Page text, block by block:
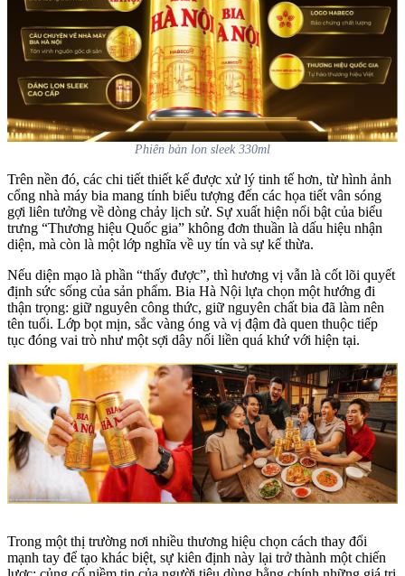
Phiên bản lon sleek 330ml
Trên nền đó, các chi tiết thiết kế được xử lý tinh tế hơn, từ hình ảnh
cổng nhà máy bia mang tính biểu tượng đến các họa tiết vân sóng
gợi liên tưởng về dòng chảy lịch sử. Sự xuất hiện nổi bật của biểu
trưng “Thương hiệu Quốc gia” không đơn thuần là dấu hiệu nhận
diện, mà còn là một lớp nghĩa về uy tín và sự kế thừa.
Nếu diện mạo là phần “thấy được”, thì hương vị vẫn là cốt lõi quyết
định sức sống của sản phẩm. Bia Hà Nội lựa chọn một hướng đi
thận trọng: giữ nguyên công thức, giữ nguyên chất bia đã làm nên
tên tuổi. Lớp bọt mịn, sắc vàng óng và vị đậm đà quen thuộc tiếp
tục đóng vai trò như một sợi dây nối liền quá khứ với hiện tại.
Trong một thị trường nơi nhiều thương hiệu chọn cách thay đổi
mạnh tay để tạo khác biệt, sự kiên định này lại trở thành một chiến